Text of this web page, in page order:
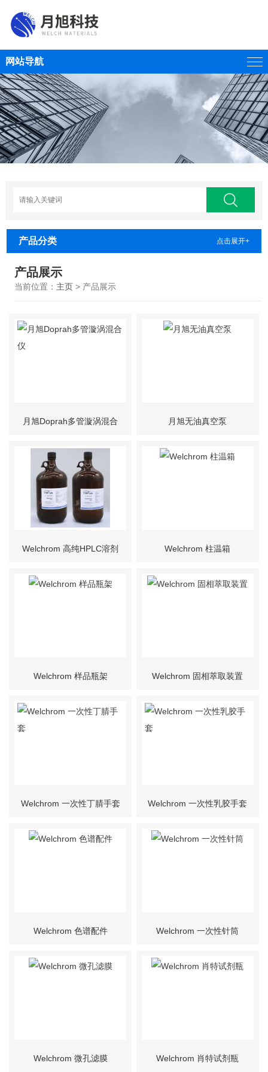
网站导航
产品分类 点击展开+
产品展示
当前位置： 主页> 产品展示
月旭Doprah多管漩涡混合
仪
月旭无油真空泵
Welchrom 高纯HPLC溶剂 Welchrom 柱温箱
Welchrom 样品瓶架 Welchrom 固相萃取装置
Welchrom 一次性丁腈手套 Welchrom 一次性乳胶手套
Welchrom 色谱配件 Welchrom 一次性针筒
Welchrom 微孔滤膜 Welchrom 肖特试剂瓶